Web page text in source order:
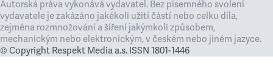
Autorská práva vykonává vydavatel. Bez písemného svolení
vydavatele je zakázáno jakékoli užití částí nebo celku díla,
zejména rozmnožování a šíření jakýmkoli způsobem,
mechanickým nebo elektronickým, v českém nebo jiném jazyce.
© Copyright Respekt Media a.s. ISSN 1801-1446